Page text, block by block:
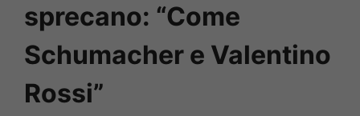
sprecano: “Come
Schumacher e Valentino
Rossi”